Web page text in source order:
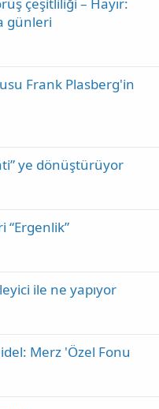
günleri
Frank Plasberg'in
ye dönüştürüyor
ile ne yapıyor
Merz 'Özel Fonu